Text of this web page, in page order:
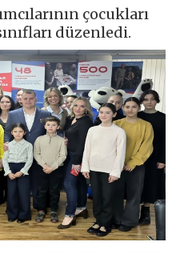
çocukları
düzenledi.